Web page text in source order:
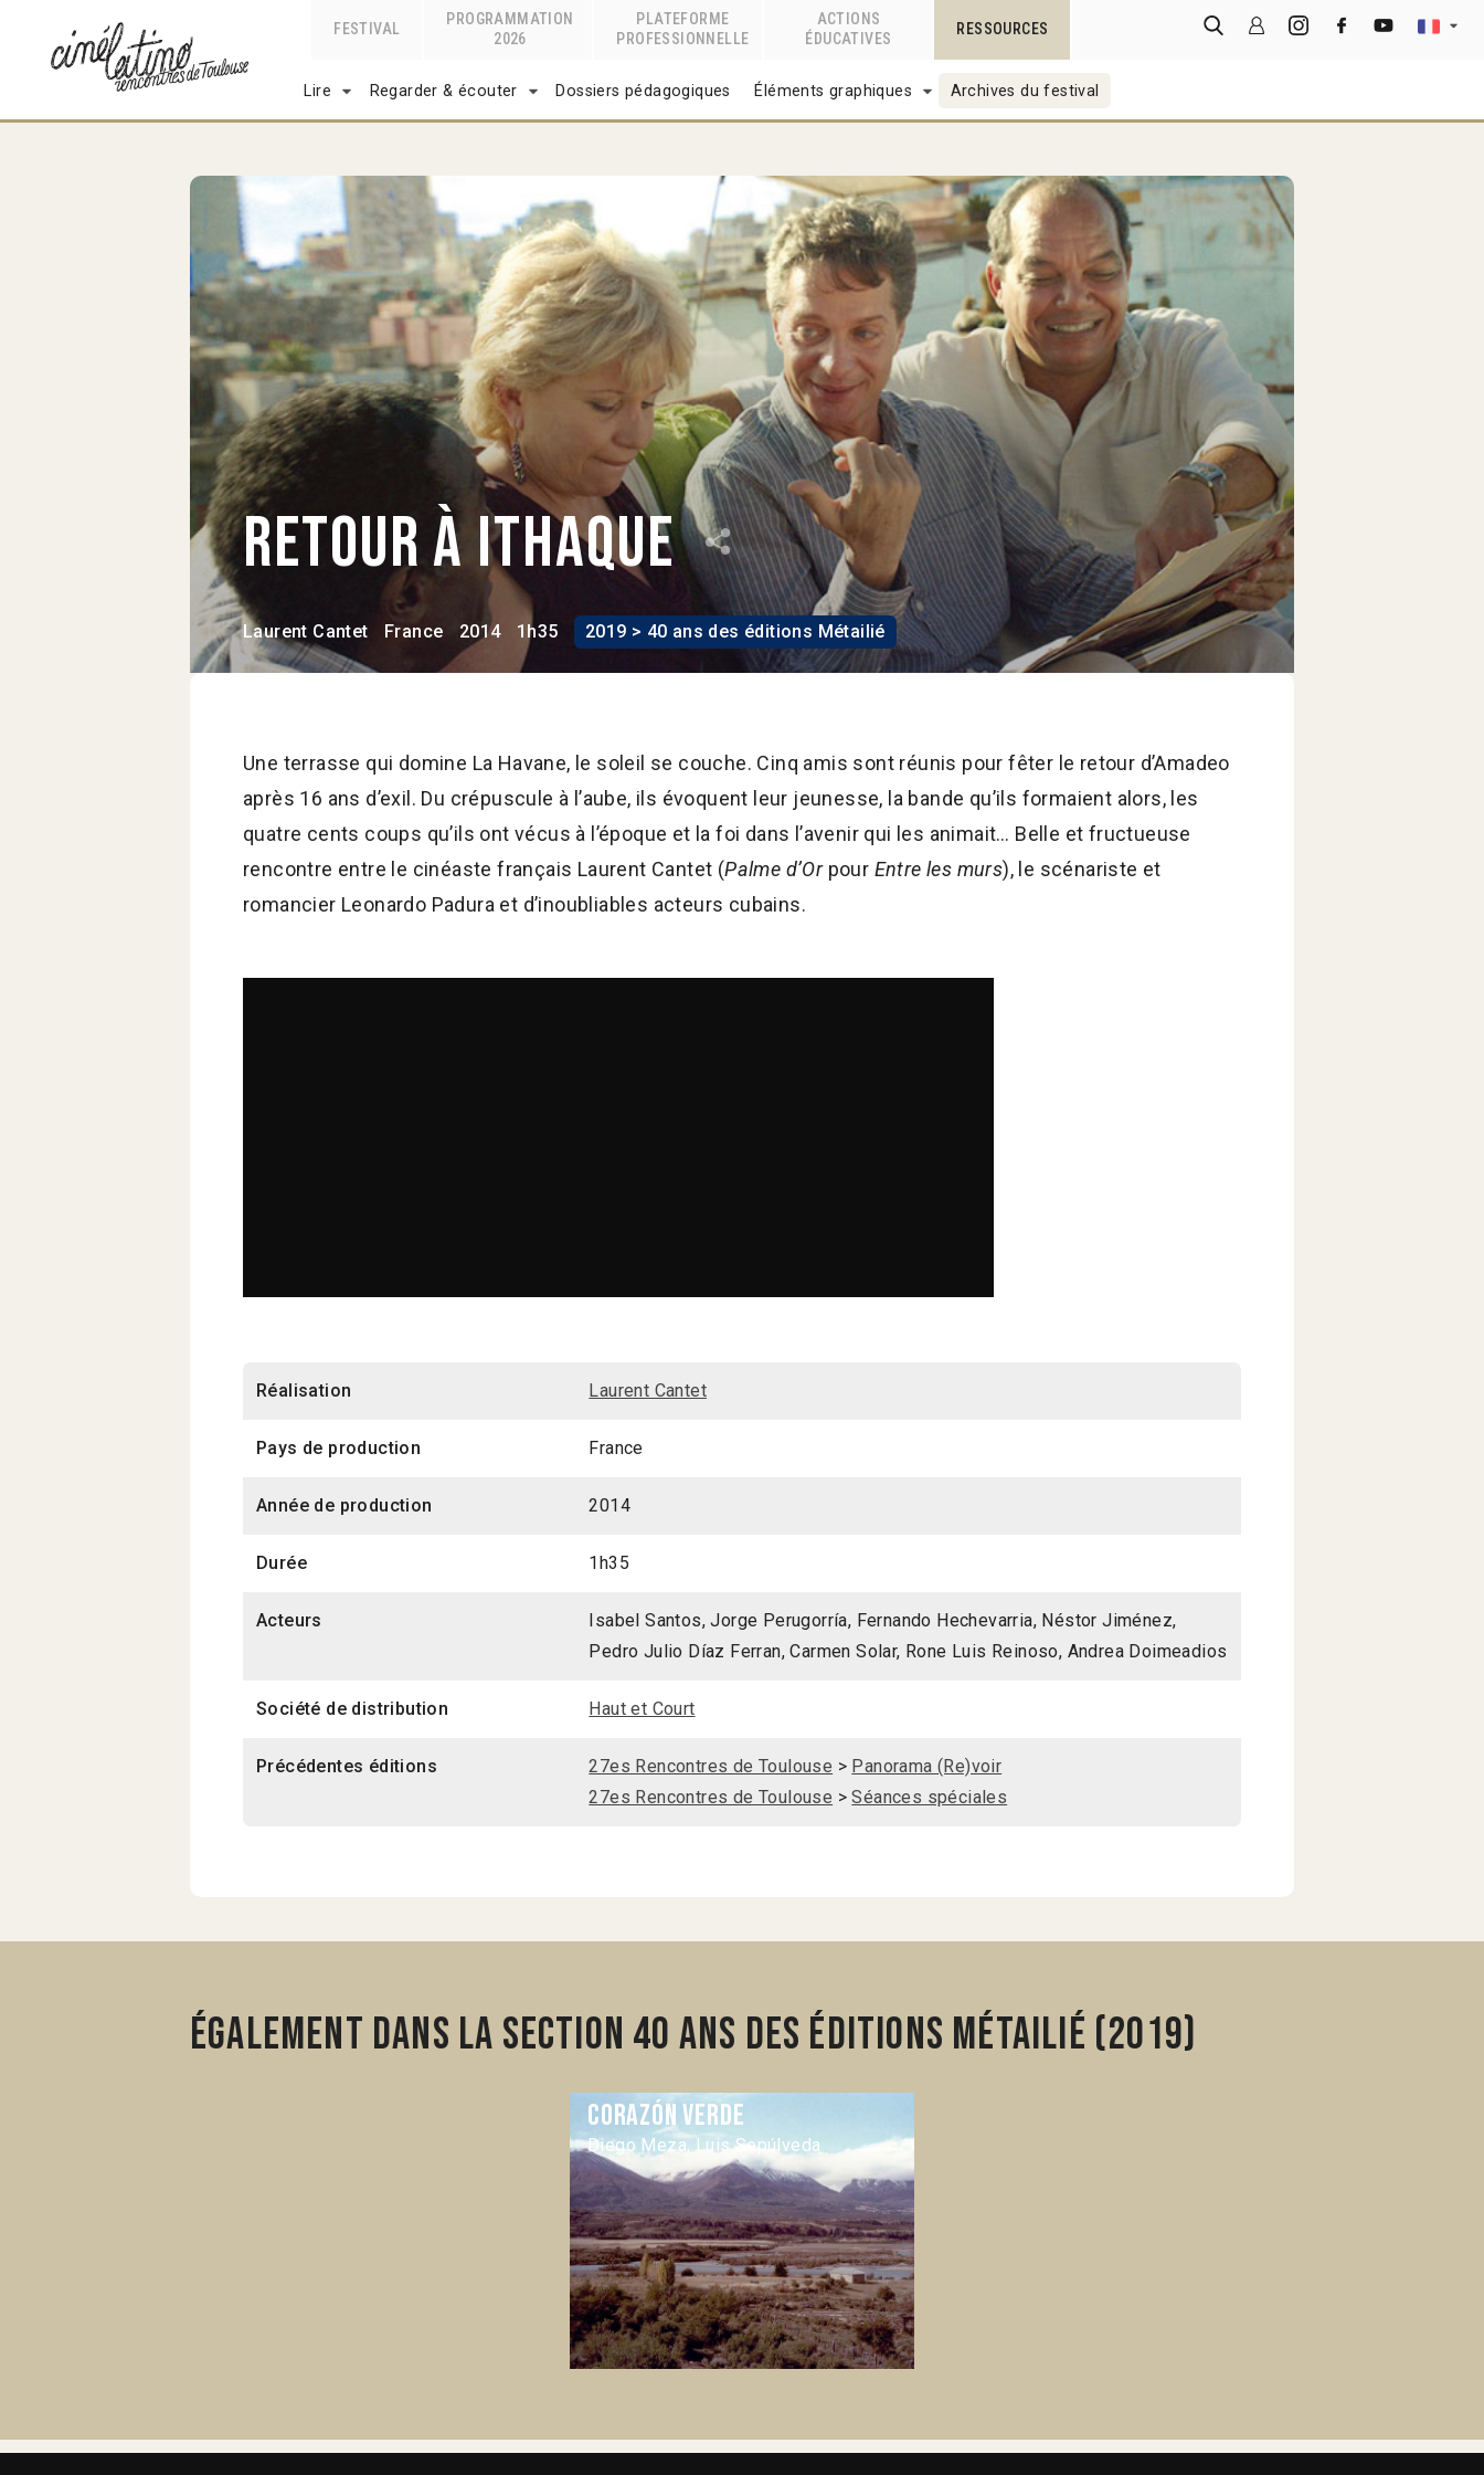
FESTIVAL
PROGRAMMATION
2026
PLATEFORME
PROFESSIONNELLE
ACTIONS
ÉDUCATIVES
RESSOURCES
Lire Regarder & écouter Dossiers pédagogiques Éléments graphiques Archives du festival
Retour à Ithaque
Laurent Cantet France 2014 1h35 2019 > 40 ans des éditions Métailié
Une terrasse qui domine La Havane, le soleil se couche. Cinq amis sont réunis pour fêter le retour d’Amadeo
après 16 ans d’exil. Du crépuscule à l’aube, ils évoquent leur jeunesse, la bande qu’ils formaient alors, les
quatre cents coups qu’ils ont vécus à l’époque et la foi dans l’avenir qui les animait… Belle et fructueuse
rencontre entre le cinéaste français Laurent Cantet (Palme d’Orpour Entre les murs), le scénariste et
romancier Leonardo Padura et d’inoubliables acteurs cubains.
Réalisation Laurent Cantet
Pays de production France
Année de production 2014
Durée 1h35
Acteurs
Isabel Santos, Jorge Perugorría, Fernando Hechevarria, Néstor Jiménez,
Pedro Julio Díaz Ferran, Carmen Solar, Rone Luis Reinoso, Andrea Doimeadios
Société de distribution Haut et Court
Précédentes éditions 27es Rencontres de Toulouse > Panorama (Re)voir
27es Rencontres de Toulouse >Séances spéciales
Également dans la section 40 ans des éditions Métailié (2019)
Corazón verde
Diego Meza, Luis Sepúlveda